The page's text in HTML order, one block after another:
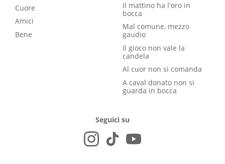
Cuore
Amici
Bene
Il mattino ha l'oro in
bocca
Mal comune, mezzo
gaudio
Il gioco non vale la
candela
Al cuor non si comanda
A caval donato non si
guarda in bocca
Seguici su